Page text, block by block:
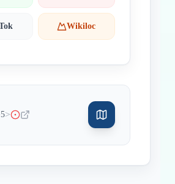
Wikiloc
5>